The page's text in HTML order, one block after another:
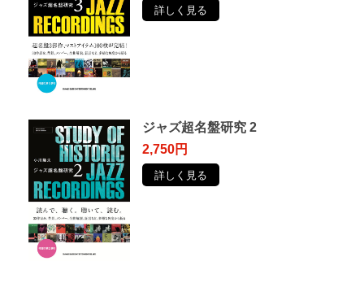
詳しく見る
ジャズ超名盤研究 2
2,750円
詳しく見る